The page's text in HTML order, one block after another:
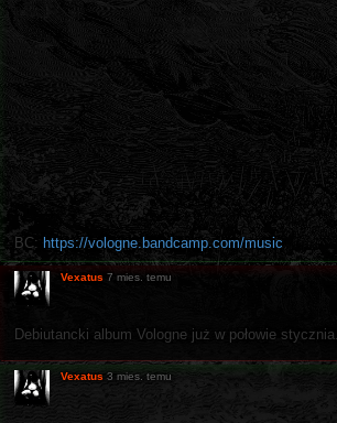
BC: https://vologne.bandcamp.com/music
Vexatus 7 mies. temu
Debiutancki album Vologne już w połowie stycznia.
Vexatus 3 mies. temu